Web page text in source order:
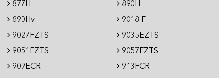
877H
890H
890Hv
9018 F
9027FZTS
9035EZTS
9051FZTS
9057FZTS
909ECR
913FCR